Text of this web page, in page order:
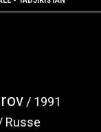
1991
Russe